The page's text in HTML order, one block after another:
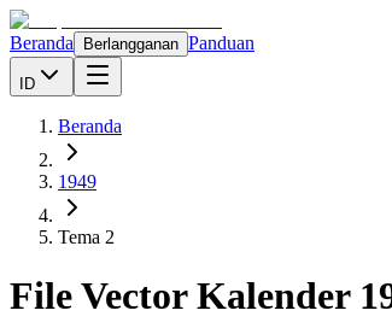
Beranda Berlangganan Panduan
ID
Beranda
1949
Tema 2
File Vector Kalender